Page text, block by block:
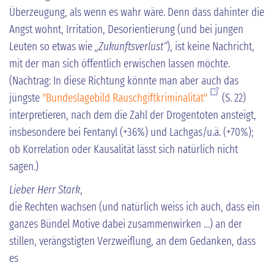
Überzeugung, als wenn es wahr wäre. Denn dass dahinter die
Angst wohnt, Irritation, Desorientierung (und bei jungen
Leuten so etwas wie „Zukunftsverlust“), ist keine Nachricht,
mit der man sich öffentlich erwischen lassen möchte.
(Nachtrag: In diese Richtung könnte man aber auch das
jüngste "Bundeslagebild Rauschgiftkriminalität"
(S. 22)
interpretieren, nach dem die Zahl der Drogentoten ansteigt,
insbesondere bei Fentanyl (+36%) und Lachgas/u.ä. (+70%);
ob Korrelation oder Kausalität lässt sich natürlich nicht
sagen.)
Lieber HerrStark,
die Rechten wachsen (und natürlich weiss ich auch, dass ein
ganzes Bündel Motive dabei zusammenwirken …) an der
stillen, verängstigten Verzweiflung, an dem Gedanken, dass
es